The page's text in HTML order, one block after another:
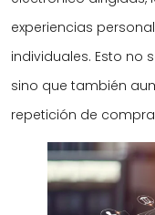
experiencias
individuales. Esto no
sino que también
repetición de